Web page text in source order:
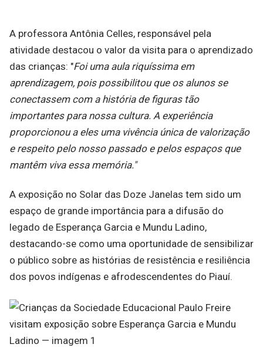
A professora Antônia Celles, responsável pela
atividade destacou o valor da visita para o aprendizado
das crianças: "Foi uma aula riquíssima em
aprendizagem, pois possibilitou que os alunos se
conectassem com a história de figuras tão
importantes para nossa cultura. A experiência
proporcionou a eles uma vivência única de valorização
e respeito pelo nosso passado e pelos espaços que
mantêm viva essa memória."
A exposição no Solar das Doze Janelas tem sido um
espaço de grande importância para a difusão do
legado de Esperança Garcia e Mundu Ladino,
destacando-se como uma oportunidade de sensibilizar
o público sobre as histórias de resistência e resiliência
dos povos indígenas e afrodescendentes do Piauí.